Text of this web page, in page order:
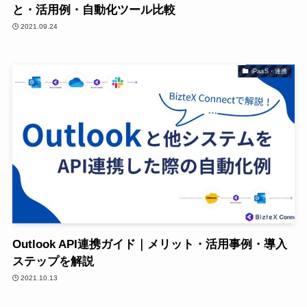
と・活用例・自動化ツール比較
2021.09.24
iPaaS・連携
Outlook API連携ガイド｜メリット・活用事例・導入
ステップを解説
2021.10.13